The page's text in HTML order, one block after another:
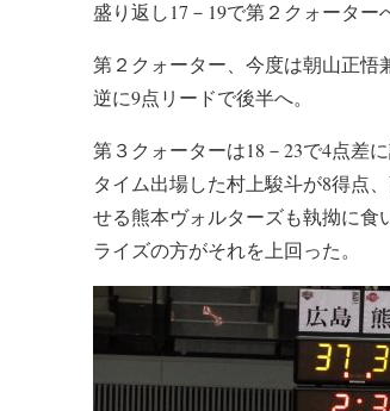
盛り返し17－19で第２クォーター
第２クォーター、今度は朝山正悟
逆に9点リードで後半へ。
第３クォーターは18－23で4点差
タイム出場した村上駿斗が8得点
せる熊本ヴォルターズも執拗に食
ライズの方がそれを上回った。